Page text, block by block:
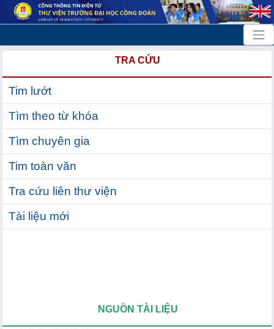
TRA CỨU
Tim lướt
Tìm theo từ khóa
Tìm chuyên gia
Tim toàn văn
Tra cứu liên thư viện
Tài liệu mới
NGUỒN TÀI LIỆU